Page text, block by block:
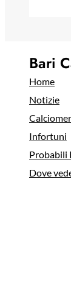
Bari
Home
Notizie
Infortuni
Probabili
Dove